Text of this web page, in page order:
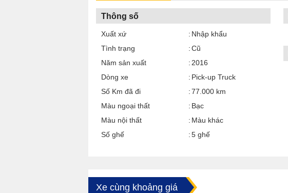
Thông số
Xuất xứ
Nhập khẩu
Tình trạng
Cũ
Năm sản xuất
2016
Dòng xe
Pick-up Truck
Số Km đã đi
77.000 km
Màu ngoại thất
Bạc
Màu nội thất
Màu khác
Số ghế
5 ghế
Xe cùng khoảng giá